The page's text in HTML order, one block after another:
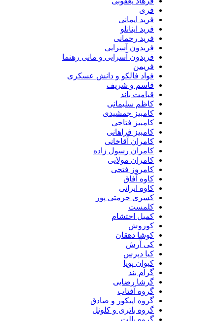
فری
فرید ایمانی
فرید اینانلو
فرید رحمانی
فریدون آسرایی
فریدون آسرایی و مانی رهنما
فریمن
فواد فالکو و دانش عسکری
قاسم و شریف
قیامت باند
کاظم سلیمانی
کامبیز جمشیدی
کامبیز فتاحی
کامبیز فراهانی
کامران آقاخانی
کامران رسول زاده
کامران مولایی
کامروز فتحی
کاوه آفاق
کاوه ایرانی
کسری حرمتی پور
کلمست
کمیل احتشام
کوروش
کوشا دهقان
کی آرش
کیا دپرس
کیوان پویا
گرام بند
گرشا رضایی
گروه آفتاب
گروه اپیکور و صادق
گروه باتری و کلونل
گروه پالت